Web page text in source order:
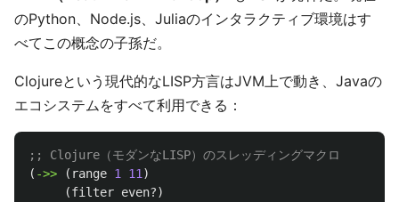
のPython、Node.js、Juliaのインタラクティブ環境はす
べてこの概念の子孫だ。
Clojureという現代的なLISP方言はJVM上で動き、Javaの
エコシステムをすべて利用できる：
;; Clojure（モダンなLISP）のスレッディングマクロ
( ->> ( range 1 11 )
(filter even?)